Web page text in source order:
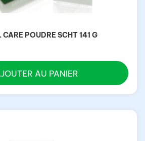
POUDRE SCHT 141 G
AU PANIER